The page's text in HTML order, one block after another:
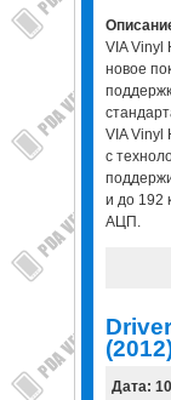
VIA Vinyl
новое
VIA Vinyl
с
и до 192
АЦП.
Дата: